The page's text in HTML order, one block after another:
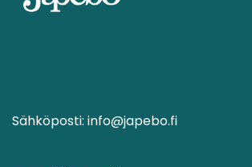
Sähköposti: info@japebo.fi